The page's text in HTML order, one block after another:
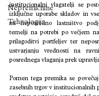
Nepremičnine
Tehnologija
institucionalni vlagatelji se
izključne uporabe skladov in
na neposredno lastništvo
temelji na potrebi po večjem
prilagoditvi portfeljev ter
ustvarjanju vrednosti na
posrednega vlaganja prek
Pomen tega premika se
zasebnih trgov v institucionalnih